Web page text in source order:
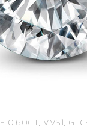
0.60CT, VVS1, G,